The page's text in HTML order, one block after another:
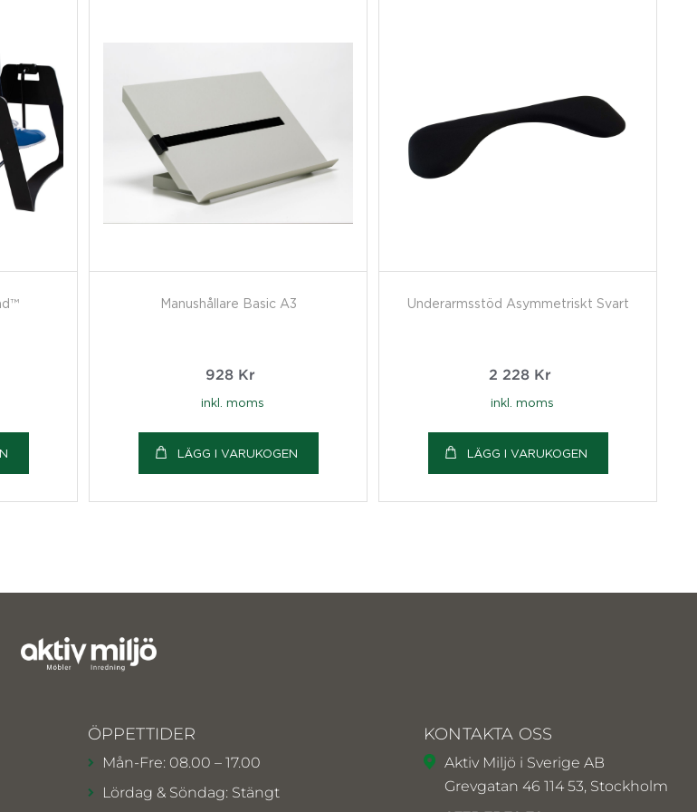
Manushållare Basic A3
928 Kr
inkl. moms
LÄGG I VARUKOGEN
Underarmsstöd Asymmetriskt Svart
2 228 Kr
inkl. moms
LÄGG I VARUKOGEN
ÖPPETTIDER
Mån-Fre: 08.00 – 17.00
Lördag & Söndag: Stängt
KONTAKTA OSS
Aktiv Miljö i Sverige AB
Grevgatan 46 114 53, Stockholm